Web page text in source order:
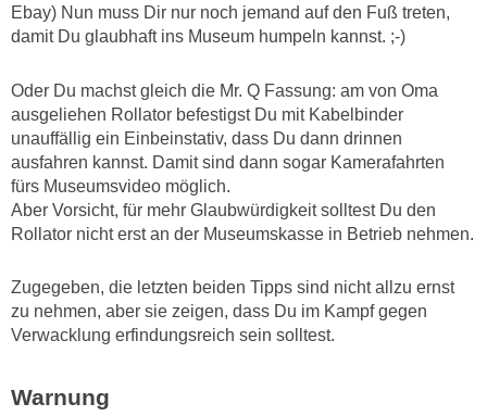
Ebay) Nun muss Dir nur noch jemand auf den Fuß treten,
damit Du glaubhaft ins Museum humpeln kannst. ;-)
Oder Du machst gleich die Mr. Q Fassung: am von Oma
ausgeliehen Rollator befestigst Du mit Kabelbinder
unauffällig ein Einbeinstativ, dass Du dann drinnen
ausfahren kannst. Damit sind dann sogar Kamerafahrten
fürs Museumsvideo möglich.
Aber Vorsicht, für mehr Glaubwürdigkeit solltest Du den
Rollator nicht erst an der Museumskasse in Betrieb nehmen.
Zugegeben, die letzten beiden Tipps sind nicht allzu ernst
zu nehmen, aber sie zeigen, dass Du im Kampf gegen
Verwacklung erfindungsreich sein solltest.
Warnung